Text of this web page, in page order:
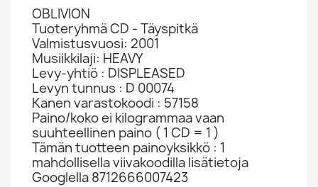
OBLIVION
Tuoteryhmä CD - Täyspitkä
Valmistusvuosi: 2001
Musiikkilaji: HEAVY
Levy-yhtiö : DISPLEASED
Levyn tunnus : D 00074
Kanen varastokoodi : 57158
Paino/koko ei kilogrammaa vaan
suuhteellinen paino ( 1 CD = 1 )
Tämän tuotteen painoyksikkö : 1
mahdollisella viivakoodilla lisätietoja
Googlella 8712666007423